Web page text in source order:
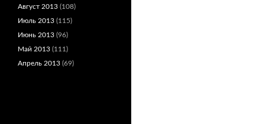
Август 2013 (108)
Июль 2013 (115)
Июнь 2013 (96)
Май 2013 (111)
Апрель 2013 (69)